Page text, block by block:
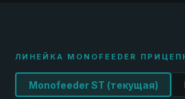
ЛИНЕЙКА MONOFEEDER
Monofeeder ST (текущая)